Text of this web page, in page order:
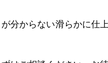
分からない滑らかに仕